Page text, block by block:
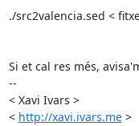
./src2valencia.sed <
Si et cal res més,
--
< Xavi Ivars >
< http://xavi.ivars.me >